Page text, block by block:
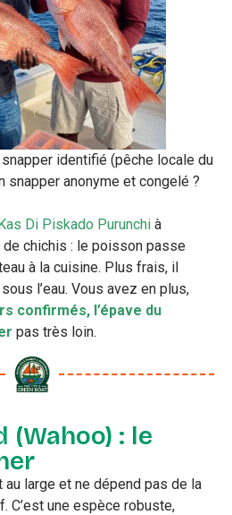
snapper identifié (pêche locale du
snapper anonyme et congelé ?
Di Piskado Purunchi à
de chichis : le poisson passe
à la cuisine. Plus frais, il
l’eau. Vous avez en plus,
confirmés, l’épave du
pas très loin.
(Wahoo) : le
large et ne dépend pas de la
C’est une espèce robuste,